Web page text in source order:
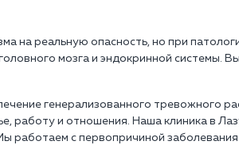
на реальную опасность, но при
мозга и эндокринной системы.
генерализованного тревожного
работу и отношения. Наша клиника в
работаем с первопричиной